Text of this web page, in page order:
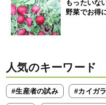
もったいな
野菜でお得
人気のキーワード
#生産者の試み #カイガ